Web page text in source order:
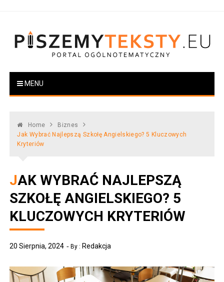
PiszemyTeksty.pl
Portal ogólnotematyczny
MENU
Home
Biznes
Jak Wybrać Najlepszą Szkołę Angielskiego? 5 Kluczowych
Kryteriów
JAK WYBRAĆ NAJLEPSZĄ
SZKOŁĘ ANGIELSKIEGO? 5
KLUCZOWYCH KRYTERIÓW
20 Sierpnia, 2024 By : Redakcja